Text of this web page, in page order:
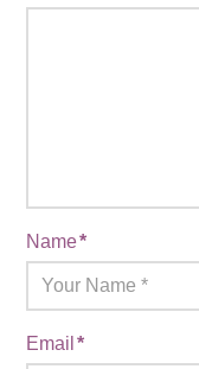
Name*
Email*